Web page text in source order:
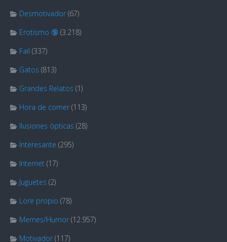
Desmotivador (67)
Erotismo 🔞 (3.218)
Fail (337)
Gatos (813)
Grandes Relatos (1)
Hora de comer (113)
Ilusiones ópticas (28)
Interesante (295)
Internet (17)
Juguetes (2)
Lore propio (78)
Memes/Humor (12.957)
Motivador (117)